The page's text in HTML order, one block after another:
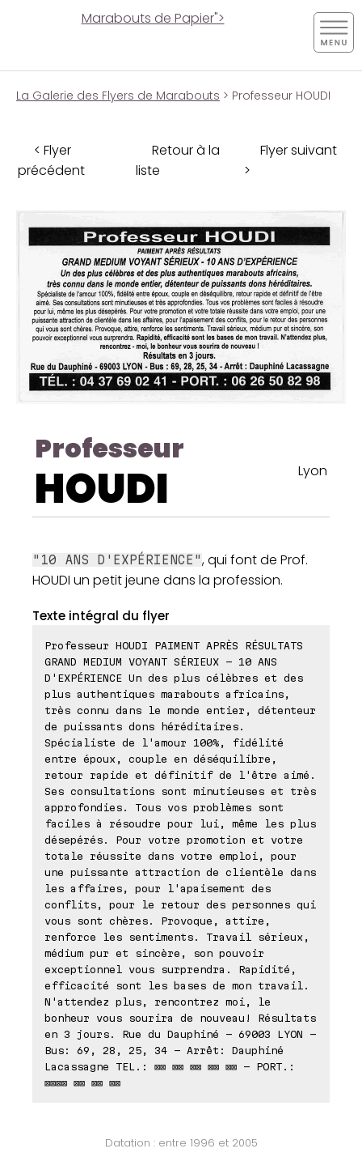
Marabouts de Papier">
La Galerie des Flyers de Marabouts > Professeur HOUDI
< Flyer
précédent
Retour à la
liste
Flyer suivant
>
Professeur
HOUDI Lyon
"10 ANS D'EXPÉRIENCE", qui font de Prof.
HOUDI un petit jeune dans la profession.
Texte intégral du flyer
Professeur HOUDI PAIMENT APRÈS RÉSULTATS
GRAND MEDIUM VOYANT SÉRIEUX - 10 ANS
D'EXPÉRIENCE Un des plus célèbres et des
plus authentiques marabouts africains,
très connu dans le monde entier, détenteur
de puissants dons héréditaires.
Spécialiste de l'amour 100%, fidélité
entre époux, couple en déséquilibre,
retour rapide et définitif de l'être aimé.
Ses consultations sont minutieuses et très
approfondies. Tous vos problèmes sont
faciles à résoudre pour lui, même les plus
désepérés. Pour votre promotion et votre
totale réussite dans votre emploi, pour
une puissante attraction de clientèle dans
les affaires, pour l'apaisement des
conflits, pour le retour des personnes qui
vous sont chères. Provoque, attire,
renforce les sentiments. Travail sérieux,
médium pur et sincère, son pouvoir
exceptionnel vous surprendra. Rapidité,
efficacité sont les bases de mon travail.
N'attendez plus, rencontrez moi, le
bonheur vous sourira de nouveau! Résultats
en 3 jours. Rue du Dauphiné - 69003 LYON -
Bus: 69, 28, 25, 34 - Arrêt: Dauphiné
Lacassagne TEL.: ⊠⊠ ⊠⊠ ⊠⊠ ⊠⊠ ⊠⊠ - PORT.:
⊠⊠⊠⊠ ⊠⊠ ⊠⊠ ⊠⊠
Datation : entre 1996 et 2005